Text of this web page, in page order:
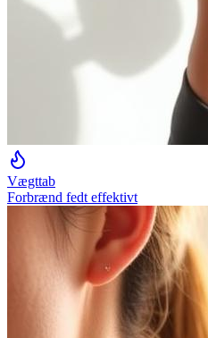
Vægttab
Forbrænd fedt effektivt